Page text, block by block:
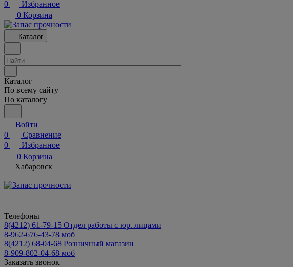
0
Избранное
0 Корзина
Каталог
Каталог
По всему сайту
По каталогу
Войти
0
Сравнение
0
Избранное
0 Корзина
Хабаровск
Телефоны
8(4212) 61-79-15 Отдел работы с юр. лицами
8-962-676-43-78 моб
8(4212) 68-04-68 Розничный магазин
8-909-802-04-68 моб
Заказать звонок